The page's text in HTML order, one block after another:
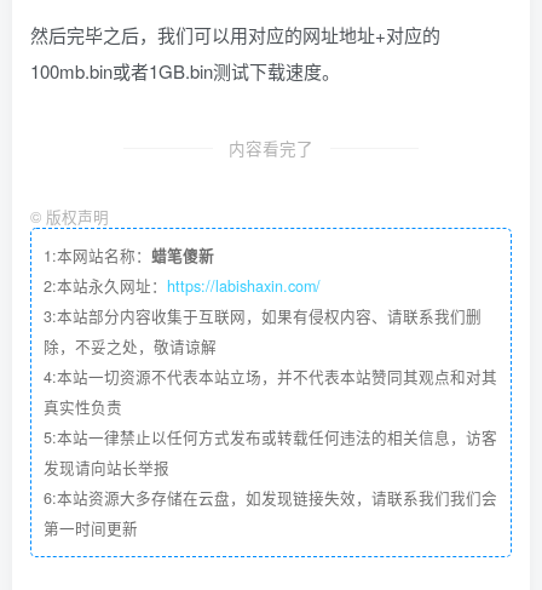
然后完毕之后，我们可以用对应的网址地址+对应的
100mb.bin或者1GB.bin测试下载速度。
内容看完了
© 版权声明
1:本网站名称： 蜡笔傻新
2:本站永久网址： https://labishaxin.com/
3:本站部分内容收集于互联网，如果有侵权内容、请联系我们删
除，不妥之处，敬请谅解
4:本站一切资源不代表本站立场，并不代表本站赞同其观点和对其
真实性负责
5:本站一律禁止以任何方式发布或转载任何违法的相关信息，访客
发现请向站长举报
6:本站资源大多存储在云盘，如发现链接失效，请联系我们我们会
第一时间更新